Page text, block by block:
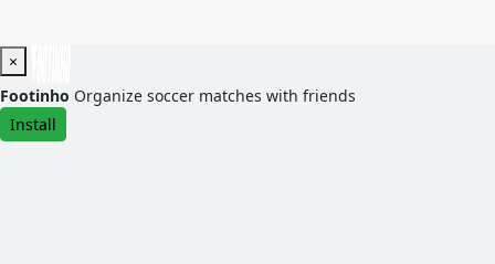
×
Footinho Organize soccer matches with friends
Install